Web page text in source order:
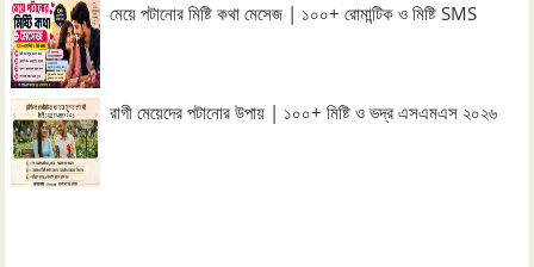
মেয়ে পটানোর মিষ্টি কথা মেসেজ | ১০০+ রোমান্টিক ও মিষ্টি SMS
রাগী মেয়েদের পটানোর উপায় | ১০০+ মিষ্টি ও ভদ্র এসএমএস ২০২৬